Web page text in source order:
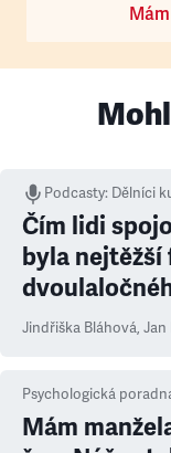
Podcasty: Dělníci
Čím lidi
byla
Jindřiška Bláhová, Jan
Psychologická
Mám